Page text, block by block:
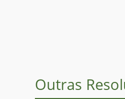
Outras